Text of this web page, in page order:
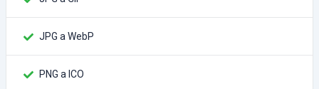
JPG a WebP
PNG a ICO